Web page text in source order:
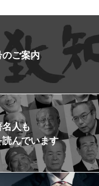
ご案内
人も
んでいます